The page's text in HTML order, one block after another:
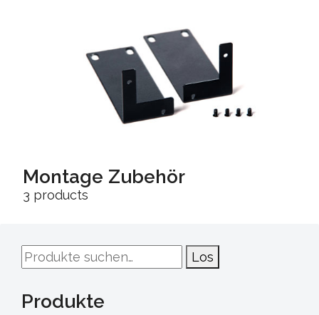
Montage Zubehör
3 products
Suche
nach:
Los
Produkte